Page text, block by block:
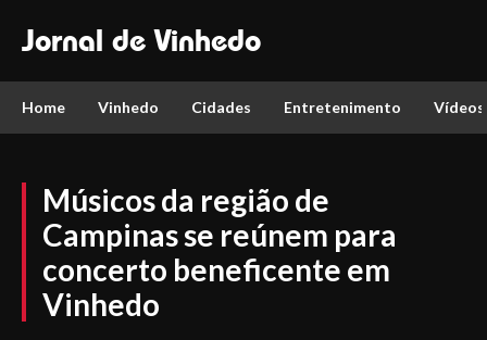
Jornal de Vinhedo
Home Vinhedo Cidades Entretenimento Vídeos
Músicos da região de
Campinas se reúnem para
concerto beneficente em
Vinhedo